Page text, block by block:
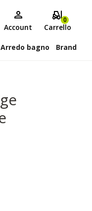
Account
0
Carrello
Arredo bagno Brand